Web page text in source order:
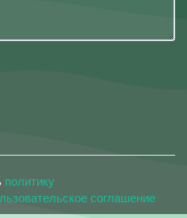
политику
соглашение